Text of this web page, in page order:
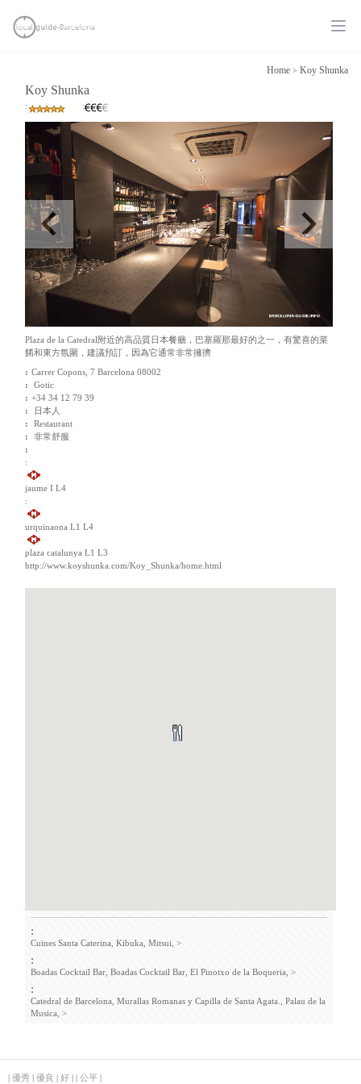
Home > Koy Shunka
Koy Shunka
: :
Plaza de la Catedral附近的高品質日本餐廳，巴塞羅那最好的之一，有驚喜的菜
餚和東方氛圍，建議預訂，因為它通常非常擁擠
: Carrer Copons, 7 Barcelona 08002
:
Gotic
: +34 34 12 79 39
:
日本人
:
Restaurant
:
非常舒服
:
:
jaume I L4
:
urquinaona L1 L4
plaza catalunya L1 L3
http://www.koyshunka.com/Koy_Shunka/home.html
:
Cuines Santa Caterina, Kibuka, Mitsui, >
:
Boadas Cocktail Bar, Boadas Cocktail Bar, El Pinotxo de la Boqueria, >
:
Catedral de Barcelona, Murallas Romanas y Capilla de Santa Agata.,
Palau de la
Musica, >
| 優秀 | 優良 | 好 | | 公平 |